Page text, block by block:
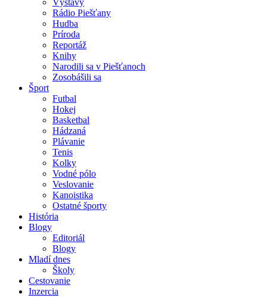
Výstavy
Rádio Piešťany
Hudba
Príroda
Reportáž
Knihy
Narodili sa v Piešťanoch
Zosobášili sa
Šport
Futbal
Hokej
Basketbal
Hádzaná
Plávanie
Tenis
Kolky
Vodné pólo
Veslovanie
Kanoistika
Ostatné športy
História
Blogy
Editoriál
Blogy
Mladí dnes
Školy
Cestovanie
Inzercia